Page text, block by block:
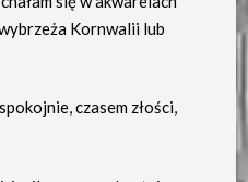
Kornwalii lub
czasem złości,